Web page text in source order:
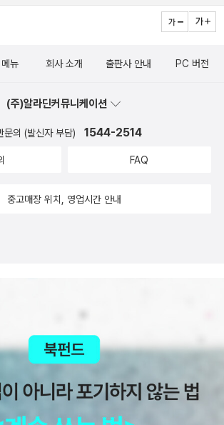
지나 펼쳐 그 파트만 잠깐 읽을 수 있고, 또 그 한
유익함과 재미를 느낄 수있기에!/ 알라딘 6기경
skyceti님<세상과 키스하라>강한 주장만 담겨
는 정원사의 자리로 옮기면서 차세대 리더들에
주제가 우리에게 친숙한 단어이다. 이 친숙한 단
로 느껴지는 것은 저자의 삶에 대한 배경과 과
아니 성공만을 맛보았거나 아직 실패만을 맛보
써 벌써부터 아쉬워진다. 이제껏 읽은 어떤 정
적이면서 순간순간 저자의 사견이 돋보이는 보
론 보이지 않았지만 책전반에 걸쳐 결과적으론
던 그러지 못했던 많은 부분 공보단 과로 보여
는 역사이야기들이 흥미진진해 경영학에 대해
히 의미있을만한 책이다./ 알라딘 6기경영 분야
가 하면 다짜고짜 작가에게 홀딱 반하는 책도
용은 물론이거니와 그 뛰어난 글들을 써 낸 작
라이더를 읽지 않았을까. 이렇게 멋진 글을 써
서 보고싶은 책이기 보다는 북카페 같은 곳에
를 진솔하게 담아낸다. 관계, 협상, 미래, 도전,
주제가 우리에게 친숙한 단어이다. 이 친숙한 단
로 느껴지는 것은 저자의 삶에 대한 배경과 과
한 시리즈물의 1번에 등록되어 있다는 사실이 못
삶이 과연무슨 재미가 있을까,고개를 갸웃하고
습니다. 인간과 인간이 사육하는 동물들을 농
야생동물의 최후를 맞이한 저자의 개 빙고, 죽
할아버지 앞에 앉은 듯무릎을 조아리고 귀를
새가 나지 않도록 캡슐을 듬뿍 담은 후 입구를
작업하는 내내 어린 암소의 뜨거운 피에 흠씬 적
을 뿐 아니라 미끼에 숨결이 닿는 것조차 피했
로부터는 안전했지만 굶주림의 고통을 이겨야만
제법 잘 갖춰놓았고 다양한 문화행사도 많으니
얼마나 좋은 책들이 나오는지, 우리 아이에게 다
읽고 싶은 동화책이랑 그림책부터 살펴보련다.
책 셜리 윌리스 지음, 오은경 옮김, 닉 히윗슨.
북(I&BOOK) / 2010년 4월아이와 내가 좋아
요즘 아이의 방학이 얼마 남지 않아서 그런지,
다양한 정보가 가득 들어있으면 좋겠다는 생각
재미도 있지만, 학습에도 유용한 책들이역시나
영어, 과학에 이르기까지 다양한 주제의 책들
게 만드는 책이다.스케치 쉽게 하기 4종 세트 (책
뉴 회사 소개 출판사 안내 PC 버전
(주)알라딘커뮤니케이션
문의 (발신자 부담) 1544-2514
FAQ
중고매장 위치, 영업시간 안내